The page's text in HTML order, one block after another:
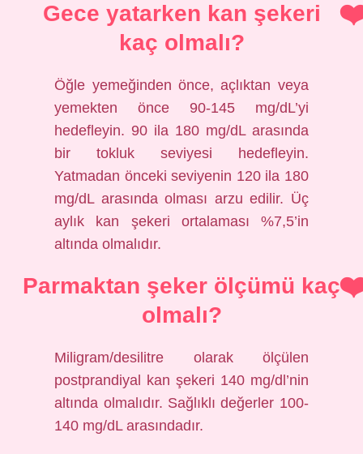
Gece yatarken kan şekeri
kaç olmalı?
Öğle yemeğinden önce, açlıktan veya
yemekten önce 90-145 mg/dL’yi
hedefleyin. 90 ila 180 mg/dL arasında
bir tokluk seviyesi hedefleyin.
Yatmadan önceki seviyenin 120 ila 180
mg/dL arasında olması arzu edilir. Üç
aylık kan şekeri ortalaması %7,5’in
altında olmalıdır.
Parmaktan şeker ölçümü kaç
olmalı?
Miligram/desilitre olarak ölçülen
postprandiyal kan şekeri 140 mg/dl’nin
altında olmalıdır. Sağlıklı değerler 100-
140 mg/dL arasındadır.